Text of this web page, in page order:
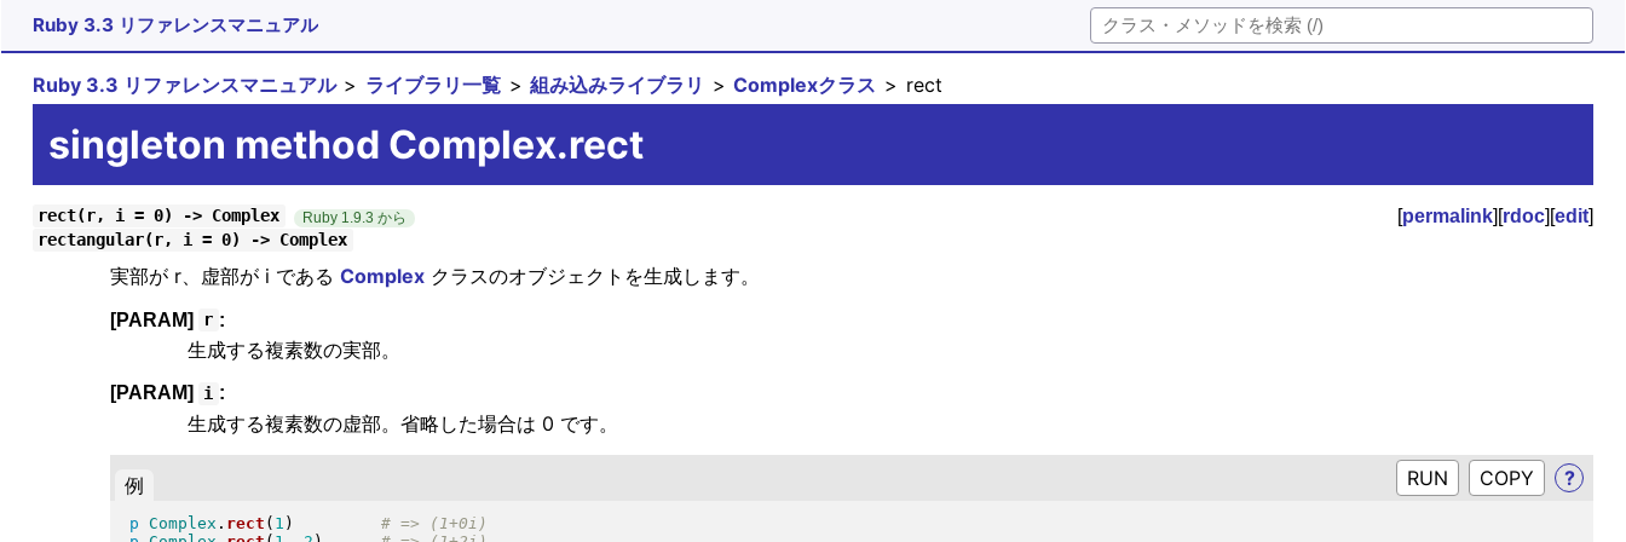
Ruby 3.3 リファレンスマニュアル
Ruby 3.3 リファレンスマニュアル ライブラリ一覧 組み込みライブラリ Complexクラス rect
singleton method Complex.rect
rect(r, i = 0) -> Complex Ruby 1.9.3 から [permalink][rdoc][edit]
rectangular(r, i = 0) -> Complex
実部が r、虚部が i である Complexクラスのオブジェクトを生成します。
[PARAM] r :
生成する複素数の実部。
[PARAM] i :
生成する複素数の虚部。省略した場合は 0 です。
例 RUN ?
p Complex . rect ( 1 )